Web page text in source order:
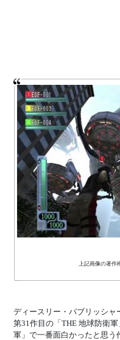
上記画像の著作
ディースリー・パブリッシャ
第31作目の「THE 地球防衛
軍」で一番面白かったと思う